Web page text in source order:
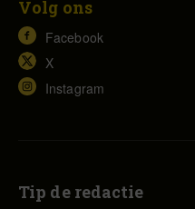
Volg ons
Facebook
X
Instagram
Tip de redactie